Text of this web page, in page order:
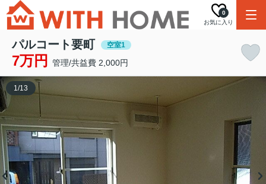
お気に入り
0
パルコート要町 空室1
7万円 管理/共益費 2,000円
1/13